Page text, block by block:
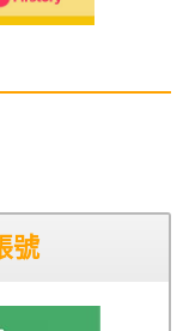
號